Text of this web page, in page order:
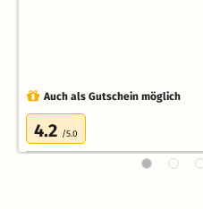
Auch als Gutschein möglich
4.2 /5.0